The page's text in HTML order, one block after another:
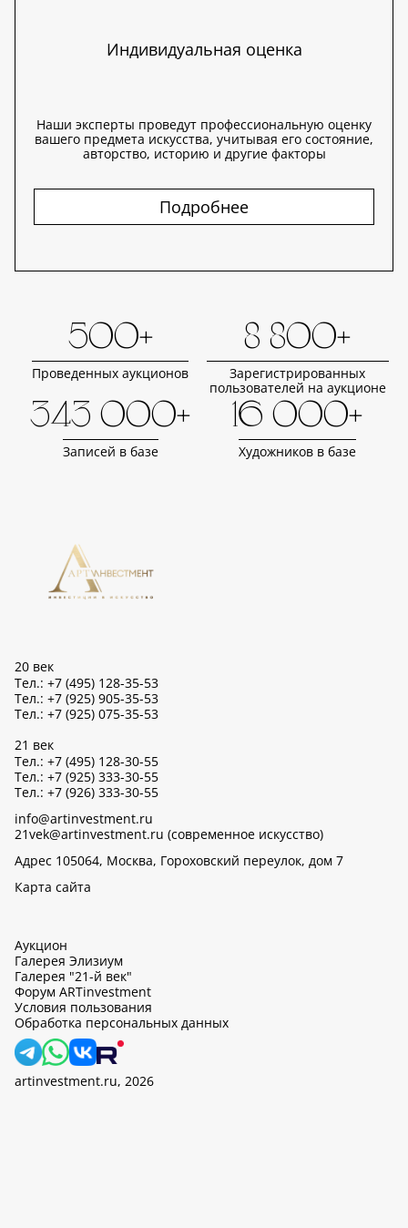
Индивидуальная оценка
Наши эксперты проведут профессиональную оценку
вашего предмета искусства, учитывая его состояние,
авторство, историю и другие факторы
Подробнее
500+
Проведенных аукционов
8 800+
Зарегистрированных
пользователей на аукционе
343 000+
Записей в базе
16 000+
Художников в базе
20 век
Тел.: +7 (495) 128-35-53
Тел.: +7 (925) 905-35-53
Тел.: +7 (925) 075-35-53
21 век
Тел.: +7 (495) 128-30-55
Тел.: +7 (925) 333-30-55
Тел.: +7 (926) 333-30-55
info@artinvestment.ru
21vek@artinvestment.ru (современное искусство)
Адрес 105064, Москва, Гороховский переулок, дом 7
Карта сайта
Аукцион
Галерея Элизиум
Галерея "21-й век"
Форум ARTinvestment
Условия пользования
Обработка персональных данных
artinvestment.ru, 2026